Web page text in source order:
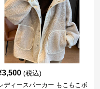
3,500 (税込)
ディースパーカー もこもこボ